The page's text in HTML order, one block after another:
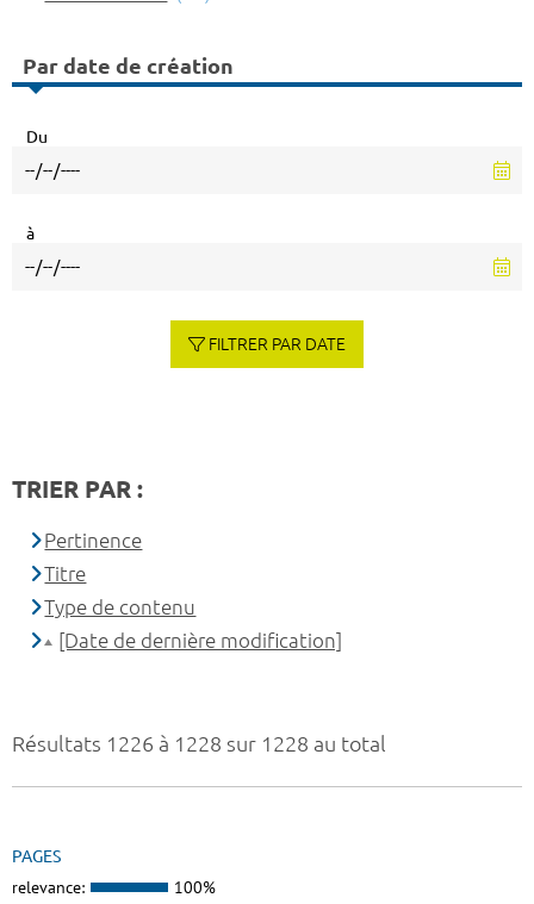
Résultats 1226 à 1228 sur 1228 au total
PAGES
relevance: 100%
Par date de création
Du
à
FILTRER PAR DATE
TRIER PAR :
Pertinence
Titre
Type de contenu
[Date de dernière modification]